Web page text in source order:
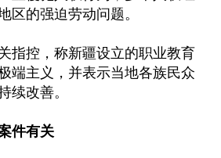
区的强迫劳动问题。
指控，称新疆设立的职业教育
端主义，并表示当地各族民众
续改善。
件有关